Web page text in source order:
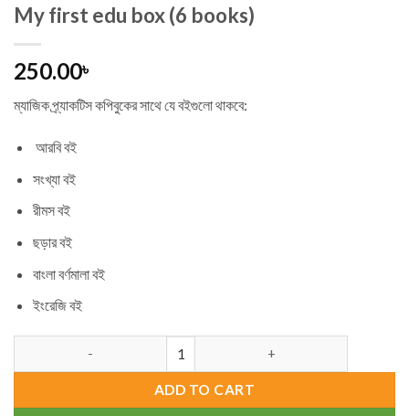
My first edu box (6 books)
250.00৳
ম্যাজিক প্র্যাকটিস কপিবুকের সাথে যে বইগুলো থাকবে:
আরবি বই
সংখ্যা বই
রীমস বই
ছড়ার বই
বাংলা বর্ণমালা বই
ইংরেজি বই
ADD TO CART